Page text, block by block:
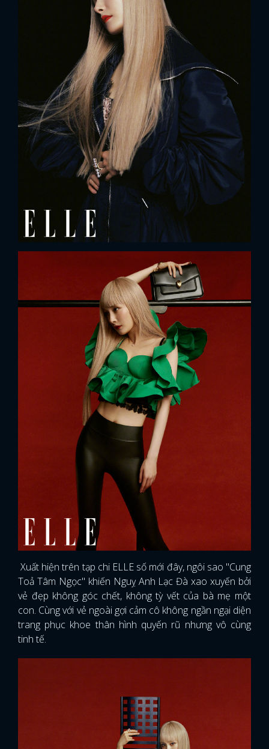
Xuất hiện trên tạp chi ELLE số mới đây, ngôi sao "Cung
Toả Tâm Ngọc" khiến Nguỵ Anh Lạc Đà xao xuyến bởi
vẻ đẹp không góc chết, không tỳ vết của bà mẹ một
con. Cùng với vẻ ngoài gợi cảm cô không ngần ngại diện
trang phục khoe thân hình quyến rũ nhưng vô cùng
tinh tế.